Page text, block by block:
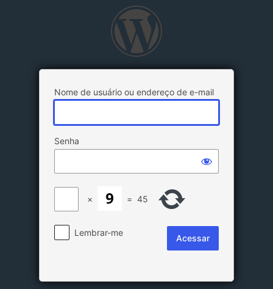
Nome de usuário ou endereço de e-mail
Senha
× = 45
Lembrar-me